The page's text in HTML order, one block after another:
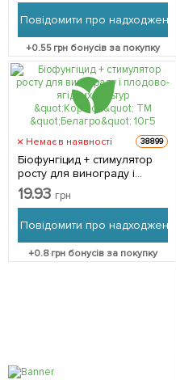
Повідомити про надходження
+0.55грн бонусів за покупку
Немає в наявності 38899
Біофунгіцид + стимулятор
росту для винограду і
плодово-ягідних культур
"Корбіон" ТМ "Белагро" 10г
19.93 грн
Повідомити про надходження
+0.8грн бонусів за покупку